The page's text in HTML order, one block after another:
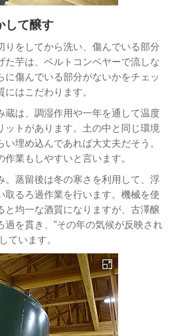
して醸す
をしてから洗い、傷んでいる部分
た芋は、ベルトコンベヤーで流しな
に傷んでいる部分がないかをチェッ
はこだわります。
は、調湿作用や一年を通して温度
ットがあります。土の中と同じ環境
い埋め込んであれば大丈夫だそう。
業もしやすいと言います。
蒸留後は冬の寒さを利用して、浮
取るろ過作業を行います。機械を使
と均一な酒質になりますが、古澤醸
過を貫き、”その年の気候が反映され
ています。